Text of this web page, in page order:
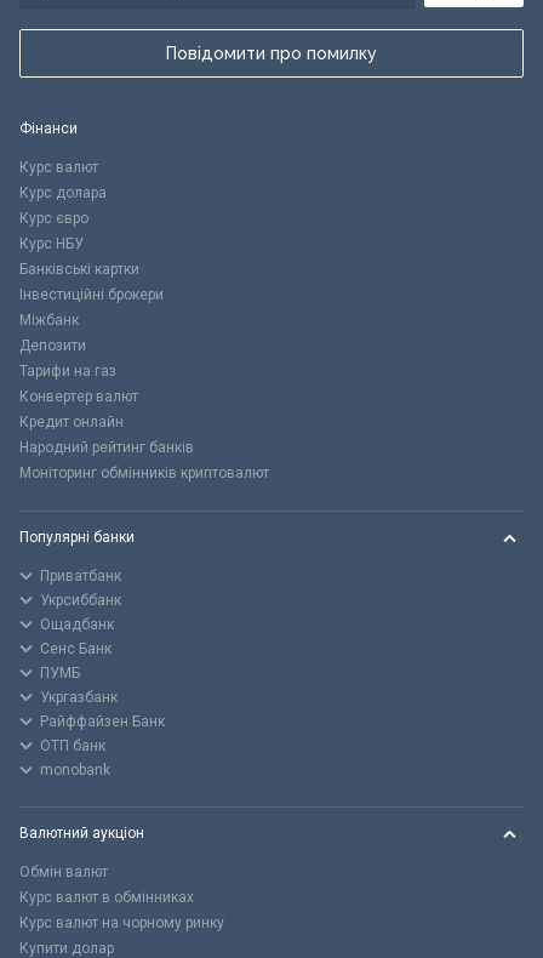
Повідомити про помилку
Фінанси
Курс валют
Курс долара
Курс євро
Курс НБУ
Банківські картки
Інвестиційні брокери
Міжбанк
Депозити
Тарифи на газ
Конвертер валют
Кредит онлайн
Народний рейтинг банків
Моніторинг обмінників криптовалют
Популярні банки
Приватбанк
Укрсиббанк
Ощадбанк
Сенс Банк
ПУМБ
Укргазбанк
Райффайзен Банк
ОТП банк
monobank
Валютний аукціон
Обмін валют
Курс валют в обмінниках
Курс валют на чорному ринку
Купити долар